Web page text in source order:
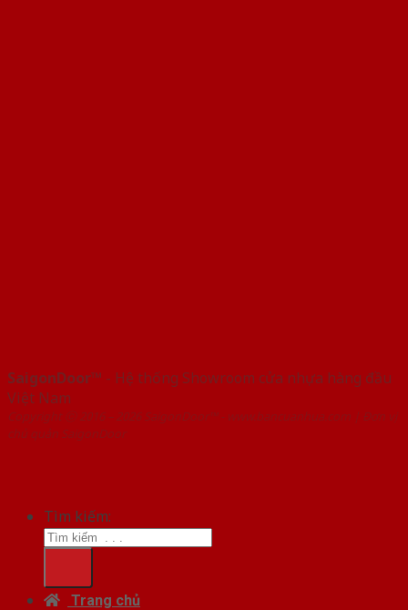
SaigonDoor™ - Hệ thống Showroom cửa nhựa hàng đầu
Việt Nam
Copyright ⓒ 2016 – 2026 SaigonDoor™ - www.bancuanhua.com | Đơn vị
chủ quản SaigonDoor
Tìm kiếm:
Trang chủ